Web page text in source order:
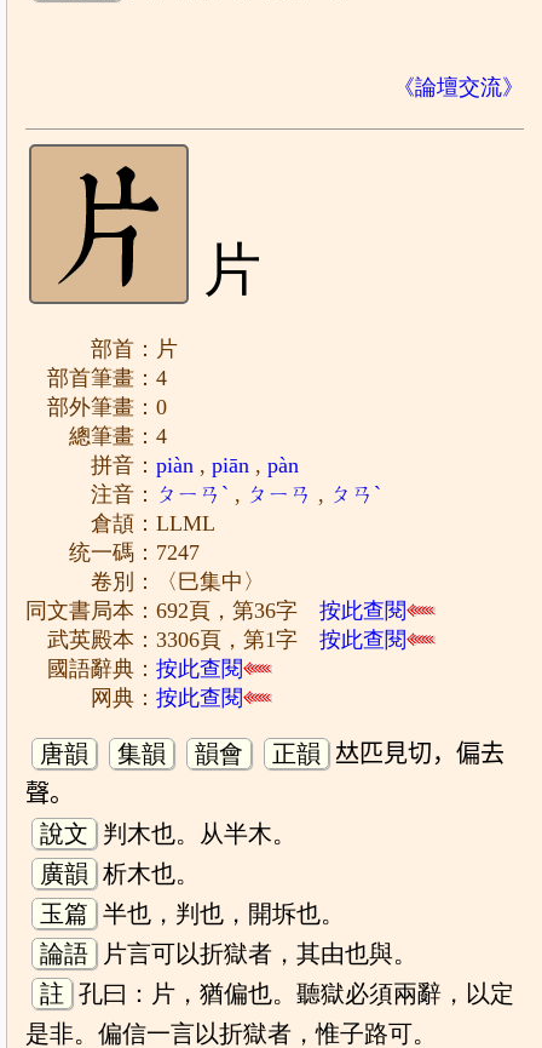
《論壇交流》
片
部首：片
部首筆畫：4
部外筆畫：0
總筆畫：4
拼音：piàn ,piān ,pàn
注音： ㄆㄧㄢˋ , ㄆㄧㄢ , ㄆㄢˋ
倉頡：LLML
统一碼：7247
卷別：〈巳集中〉
同文書局本：692頁，第36字按此查閱
武英殿本：3306頁，第1字按此查閱
國語辭典：按此查閱
网典：按此查閱
唐韻 集韻 韻會 正韻
𠀤匹見切，偏去
聲。
說文
判木也。从半木。
廣韻 析木也。
玉篇 半也，判也，開坼也。
論語
片言可以折獄者，其由也與。
註 孔曰：片，猶偏也。聽獄必須兩辭，以定
是非。偏信一言以折獄者，惟子路可。